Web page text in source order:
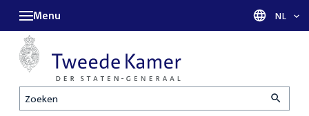
Zoeken
Menu Taal
NL